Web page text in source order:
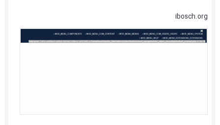
ibosch.org